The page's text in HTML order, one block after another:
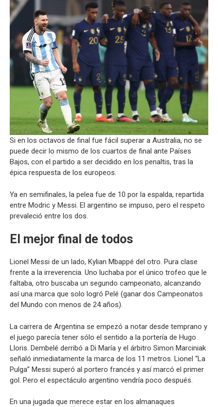
Si en los octavos de final fue fácil superar a Australia, no se
puede decir lo mismo de los cuartos de final ante Países
Bajos, con el partido a ser decidido en los penaltis, tras la
épica respuesta de los europeos.
Ya en semifinales, la pelea fue de 10 por la espalda, repartida
entre Modric y Messi. El argentino se impuso, pero el respeto
prevaleció entre los dos.
El mejor final de todos
Lionel Messi de un lado, Kylian Mbappé del otro. Pura clase
frente a la irreverencia. Uno luchaba por el único trofeo que le
faltaba, otro buscaba un segundo campeonato, alcanzando
así una marca que solo logró Pelé (ganar dos Campeonatos
del Mundo con menos de 24 años).
La carrera de Argentina se empezó a notar desde temprano y
el juego parecía tener sólo el sentido a la portería de Hugo
Lloris. Dembelé derribó a Di María y el árbitro Simon Marciniak
señaló inmediatamente la marca de los 11 metros. Lionel “La
Pulga” Messi superó al portero francés y así marcó el primer
gol. Pero el espectáculo argentino vendría poco después.
En una jugada que merece estar en los almanaques